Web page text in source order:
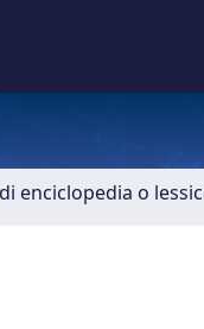
enciclopedia o